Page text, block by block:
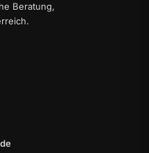
Beratung,